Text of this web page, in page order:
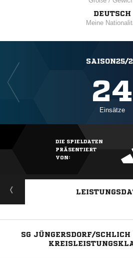
DEUTSCH
Meine
SAISON25/
24
Einsätze
DIE SPIELDATEN
PRÄSENTIERT
VON:
SG JÜNGERSDORF/